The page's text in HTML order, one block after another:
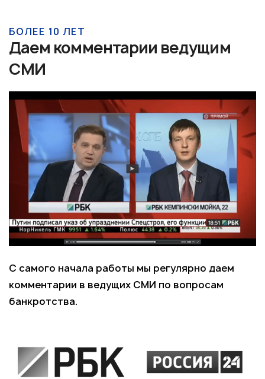
БОЛЕЕ 10 ЛЕТ
Даем комментарии ведущим
СМИ
С самого начала работы мы регулярно даем
комментарии в ведущих СМИ по вопросам
банкротства.